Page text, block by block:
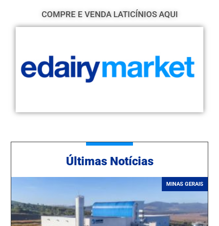
COMPRE E VENDA LATICÍNIOS AQUI
Ú ltimas Notícias
MINAS GERAIS